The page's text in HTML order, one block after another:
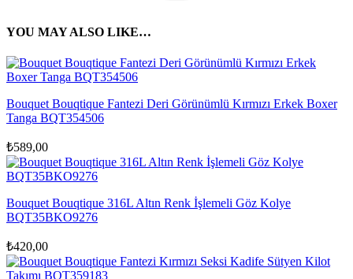
YOU MAY ALSO LIKE…
Bouquet Bouqtique Fantezi Deri Görünümlü Kırmızı Erkek Boxer
Tanga BQT354506
₺589,00
Bouquet Bouqtique 316L Altın Renk İşlemeli Göz Kolye
BQT35BKO9276
₺420,00